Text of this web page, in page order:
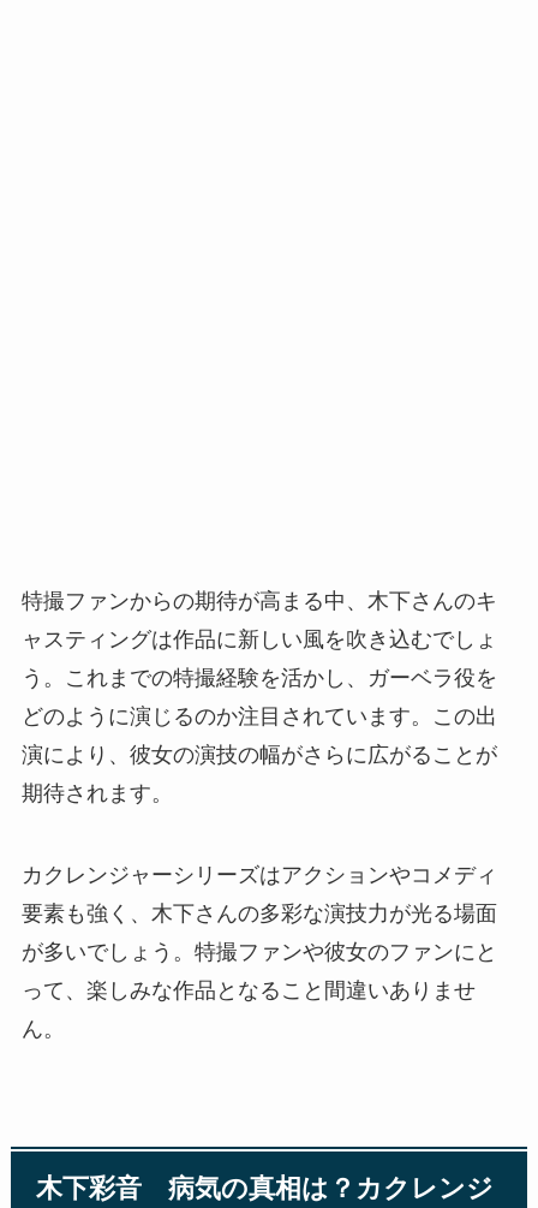
特撮ファンからの期待が高まる中、木下さんのキ
ャスティングは作品に新しい風を吹き込むでしょ
う。これまでの特撮経験を活かし、ガーベラ役を
どのように演じるのか注目されています。この出
演により、彼女の演技の幅がさらに広がることが
期待されます。
カクレンジャーシリーズはアクションやコメディ
要素も強く、木下さんの多彩な演技力が光る場面
が多いでしょう。特撮ファンや彼女のファンにと
って、楽しみな作品となること間違いありませ
ん。
木下彩音 病気の真相は？カクレンジ